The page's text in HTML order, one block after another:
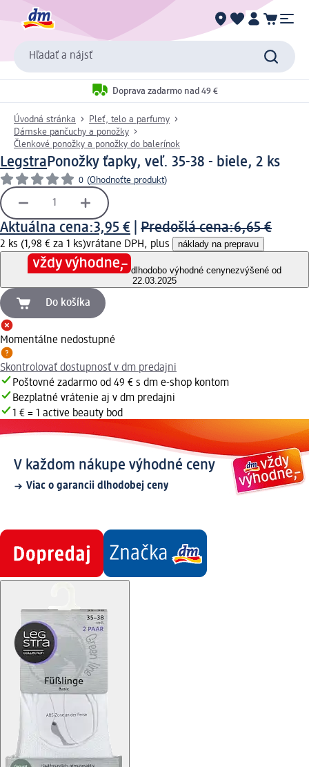
Hľadať a nájsť
Doprava zadarmo nad 49 €
Úvodná stránka
Pleť, telo a parfumy
Dámske pančuchy a ponožky
Členkové ponožky a ponožky do balerínok
LegstraPonožky ťapky, veľ. 35-38 - biele, 2 ks
0 (Ohodnoťte produkt)
Aktuálna cena:3,95 € Predošlá cena:6,65 €
2 ks (1,98 € za 1 ks)vrátane DPH, plus náklady na prepravu
dlhodobo výhodné cenynezvýšené od
22.03.2025
Do košíka
Momentálne nedostupné
Skontrolovať dostupnosť v dm predajni
Poštovné zadarmo od 49 € s dm e-shop kontom
Bezplatné vrátenie aj v dm predajni
1 € = 1 active beauty bod
V každom nákupe výhodné ceny
Viac o garancii dlhodobej ceny